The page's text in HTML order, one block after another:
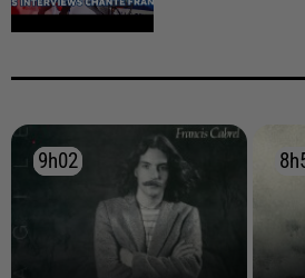
9h02
9h02